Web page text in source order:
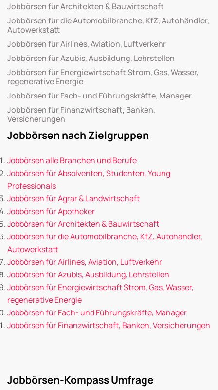
Jobbörsen für Architekten & Bauwirtschaft
Jobbörsen für die Automobilbranche, KfZ, Autohändler,
Autowerkstatt
Jobbörsen für Airlines, Aviation, Luftverkehr
Jobbörsen für Azubis, Ausbildung, Lehrstellen
Jobbörsen für Energiewirtschaft Strom, Gas, Wasser,
regenerative Energie
Jobbörsen für Fach- und Führungskräfte, Manager
Jobbörsen für Finanzwirtschaft, Banken,
Versicherungen
Jobbörsen nach Zielgruppen
Jobbörsen alle Branchen und Berufe
Jobbörsen für Absolventen, Studenten, Young
Professionals
Jobbörsen für Agrar & Landwirtschaft
Jobbörsen für Apotheker
Jobbörsen für Architekten & Bauwirtschaft
Jobbörsen für die Automobilbranche, KfZ, Autohändler,
Autowerkstatt
Jobbörsen für Airlines, Aviation, Luftverkehr
Jobbörsen für Azubis, Ausbildung, Lehrstellen
Jobbörsen für Energiewirtschaft Strom, Gas, Wasser,
regenerative Energie
Jobbörsen für Fach- und Führungskräfte, Manager
Jobbörsen für Finanzwirtschaft, Banken, Versicherungen
Jobbörsen-Kompass Umfrage